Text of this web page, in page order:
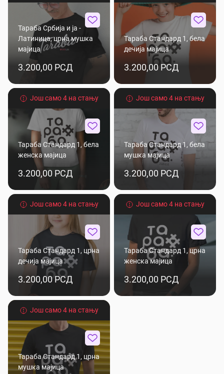
Тараба Србија и ја -
Латиница, црна мушка
мајица
3.200,00 РСД
Тараба Стандард 1, бела
дечија мајица
3.200,00 РСД
Још само 4 на стању
Тараба Стандард 1, бела
женска мајица
3.200,00 РСД
Још само 4 на стању
Тараба Стандард 1, бела
мушка мајица
3.200,00 РСД
Још само 4 на стању
Тараба Стандард 1, црна
дечија мајица
3.200,00 РСД
Још само 4 на стању
Тараба Стандард 1, црна
женска мајица
3.200,00 РСД
Још само 4 на стању
Тараба Стандард 1, црна
мушка мајица